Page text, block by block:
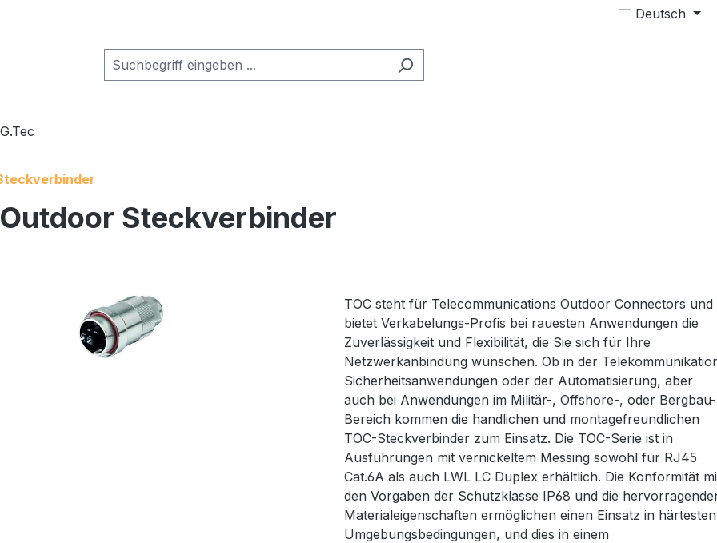
Deutsch
Steckverbinder
TOC steht für Telecommunications Outdoor Connectors und
bietet Verkabelungs-Profis bei rauesten Anwendungen die
Zuverlässigkeit und Flexibilität, die Sie sich für Ihre
Netzwerkanbindung wünschen. Ob in der
Sicherheitsanwendungen oder der Automatisierung, aber
auch bei Anwendungen im Militär-, Offshore-, oder Bergbau-
Bereich kommen die handlichen und montagefreundlichen
TOC-Steckverbinder zum Einsatz. Die TOC-Serie ist in
Ausführungen mit vernickeltem Messing sowohl für RJ45
Cat.6A als auch LWL LC Duplex erhältlich. Die Konformität
den Vorgaben der Schutzklasse IP68 und die
Materialeigenschaften ermöglichen einen Einsatz in härtesten
Umgebungsbedingungen, und dies in einem